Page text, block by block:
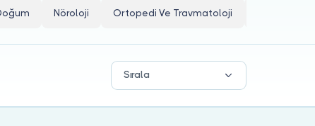
Nöroloji Ortopedi Ve Travmatoloji
Sırala